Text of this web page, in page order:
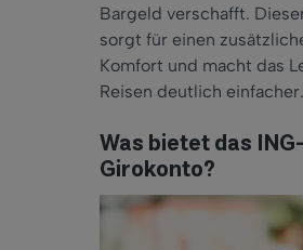
Bargeld verschafft.
sorgt für einen
Komfort und macht das
Reisen deutlich einfacher.
Was bietet das
Girokonto?